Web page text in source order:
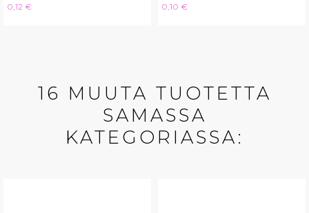
Hinta
0,12 € Hinta
0,10 €
16 MUUTA TUOTETTA
SAMASSA
KATEGORIASSA: